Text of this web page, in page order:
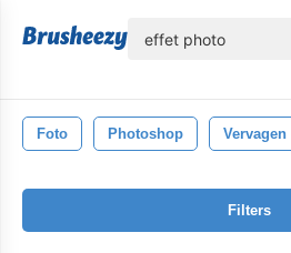
Foto Photoshop Vervagen
Filters